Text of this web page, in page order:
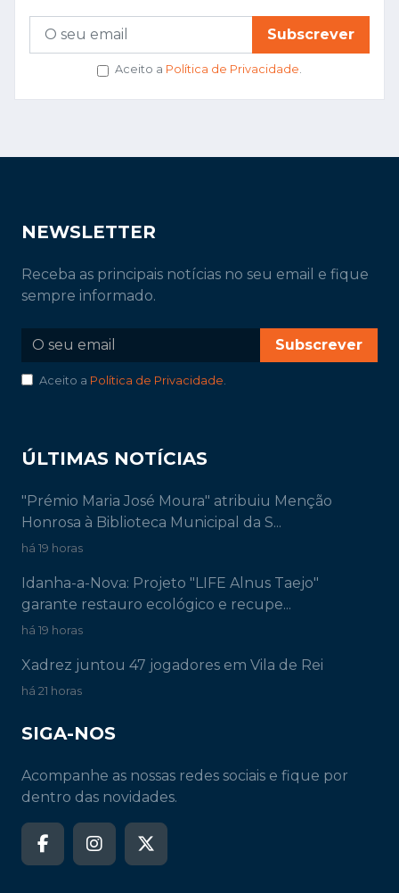
Subscrever
Aceito a Política de Privacidade
NEWSLETTER
Receba as principais notícias no seu email e fique
sempre informado.
Subscrever
Aceito a Política de Privacidade
ÚLTIMAS NOTÍCIAS
"Prémio Maria José Moura" atribuiu Menção
Honrosa à Biblioteca Municipal da S...
há 19 horas
Idanha-a-Nova: Projeto "LIFE Alnus Taejo"
garante restauro ecológico e recupe...
há 19 horas
Xadrez juntou 47 jogadores em Vila de Rei
há 21 horas
SIGA-NOS
Acompanhe as nossas redes sociais e fique por
dentro das novidades.